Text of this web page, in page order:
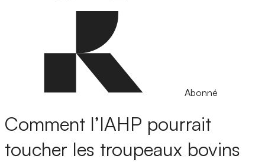
Abonné
Comment l’IAHP pourrait
toucher les troupeaux bovins